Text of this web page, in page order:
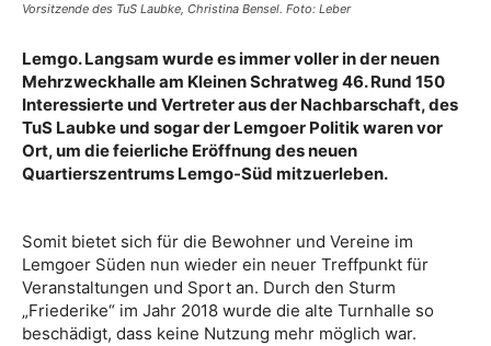
Vorsitzende des TuS Laubke, Christina Bensel. Foto: Leber
Lemgo. Langsam wurde es immer voller in der neuen
Mehrzweckhalle am Kleinen Schratweg 46. Rund 150
Interessierte und Vertreter aus der Nachbarschaft, des
TuS Laubke und sogar der Lemgoer Politik waren vor
Ort, um die feierliche Eröffnung des neuen
Quartierszentrums Lemgo-Süd mitzuerleben.
Somit bietet sich für die Bewohner und Vereine im
Lemgoer Süden nun wieder ein neuer Treffpunkt für
Veranstaltungen und Sport an. Durch den Sturm
„Friederike“ im Jahr 2018 wurde die alte Turnhalle so
beschädigt, dass keine Nutzung mehr möglich war.